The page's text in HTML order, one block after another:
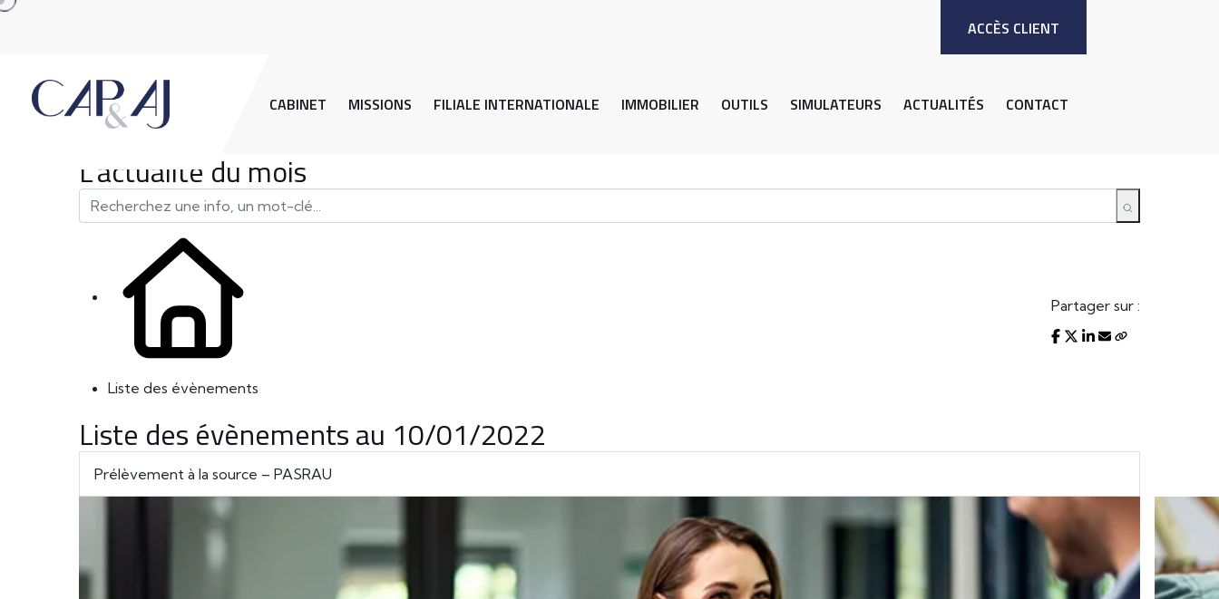
ACCÈS CLIENT
CABINET MISSIONS FILIALE INTERNATIONALE IMMOBILIER OUTILS SIMULATEURS ACTUALITÉS CONTACT
L'actualité du mois
Liste des évènements
Partager sur :
Liste des évènements au 10/01/2022
Prélèvement à la source – PASRAU